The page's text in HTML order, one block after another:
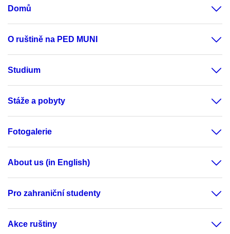
Domů
O ruštině na PED MUNI
Studium
Stáže a pobyty
Fotogalerie
About us (in English)
Pro zahraniční studenty
Akce ruštiny